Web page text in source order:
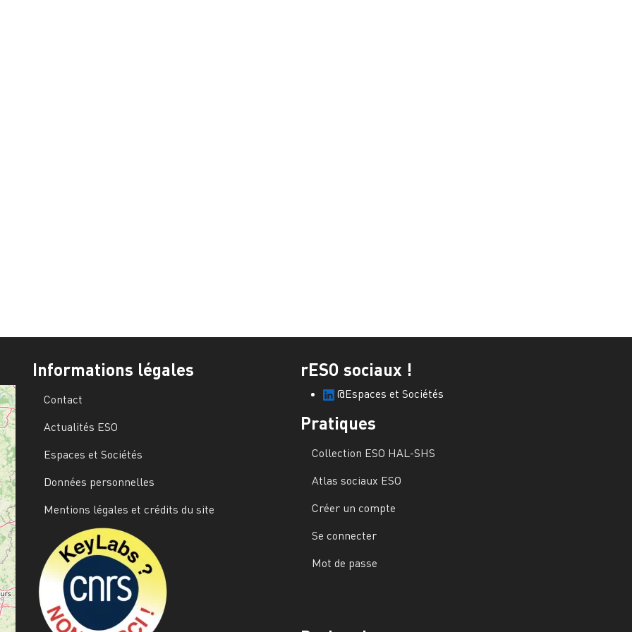
Informations légales
Contact
Actualités ESO
Espaces et Sociétés
Données personnelles
Mentions légales et crédits du site
rESO sociaux !
@Espaces et Sociétés
Pratiques
Collection ESO HAL-SHS
Atlas sociaux ESO
Créer un compte
Se connecter
Mot de passe